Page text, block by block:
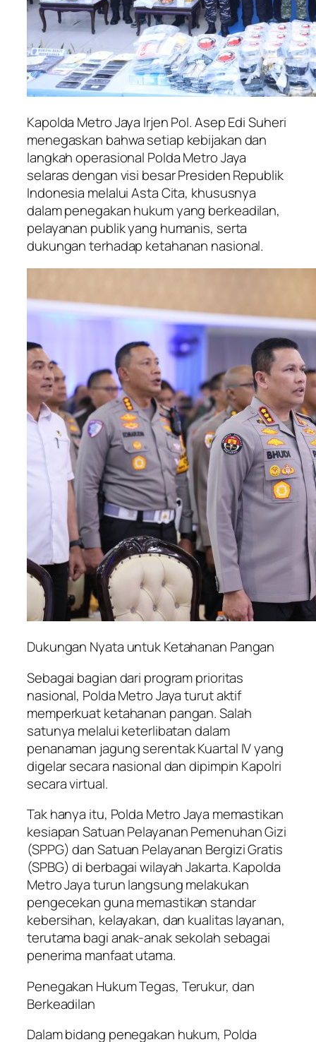
Kapolda Metro Jaya Irjen Pol. Asep Edi Suheri
menegaskan bahwa setiap kebijakan dan
langkah operasional Polda Metro Jaya
selaras dengan visi besar Presiden Republik
Indonesia melalui Asta Cita, khususnya
dalam penegakan hukum yang berkeadilan,
pelayanan publik yang humanis, serta
dukungan terhadap ketahanan nasional.
Dukungan Nyata untuk Ketahanan Pangan
Sebagai bagian dari program prioritas
nasional, Polda Metro Jaya turut aktif
memperkuat ketahanan pangan. Salah
satunya melalui keterlibatan dalam
penanaman jagung serentak Kuartal IV yang
digelar secara nasional dan dipimpin Kapolri
secara virtual.
Tak hanya itu, Polda Metro Jaya memastikan
kesiapan Satuan Pelayanan Pemenuhan Gizi
(SPPG) dan Satuan Pelayanan Bergizi Gratis
(SPBG) di berbagai wilayah Jakarta. Kapolda
Metro Jaya turun langsung melakukan
pengecekan guna memastikan standar
kebersihan, kelayakan, dan kualitas layanan,
terutama bagi anak-anak sekolah sebagai
penerima manfaat utama.
Penegakan Hukum Tegas, Terukur, dan
Berkeadilan
Dalam bidang penegakan hukum, Polda